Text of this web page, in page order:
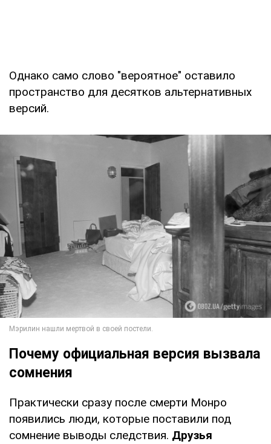
Однако само слово "вероятное" оставило
пространство для десятков альтернативных
версий.
Почему официальная версия вызвала
сомнения
Практически сразу после смерти Монро
появились люди, которые поставили под
сомнение выводы следствия. Друзья